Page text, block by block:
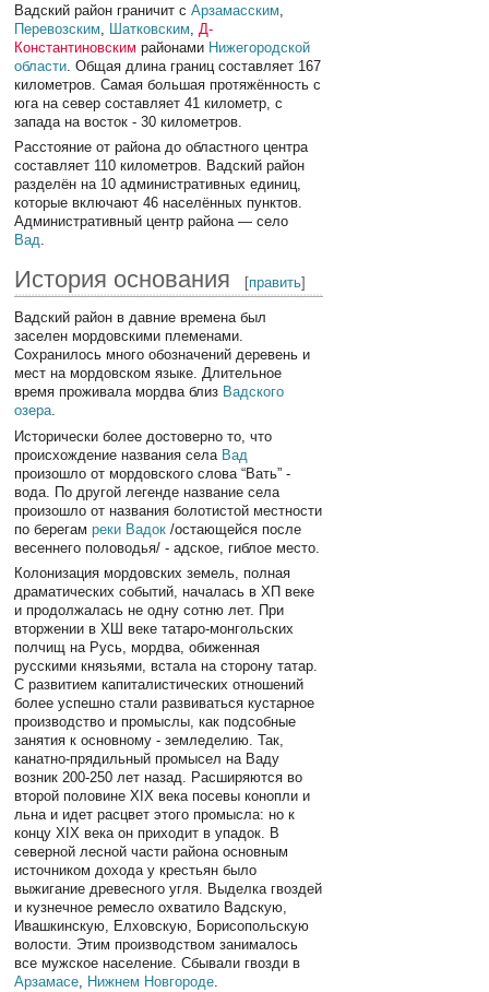
Вадский район граничит сАрзамасским
Перевозским
Шатковским
Д-
Константиновским районами Нижегородской
области . Общая длина границ составляет 167
километров. Самая большая протяжённость с
юга на север составляет 41 километр, с
запада на восток - 30 километров.
Расстояние от района до областного центра
составляет 110 километров. Вадский район
разделён на 10 административных единиц,
которые включают 46 населённых пунктов.
Административный центр района — село
Вад.
История основания [править]
Вадский район в давние времена был
заселен мордовскими племенами.
Сохранилось много обозначений деревень и
мест на мордовском языке. Длительное
время проживала мордва близ Вадского
озера.
Исторически более достоверно то, что
происхождение названия села Вад
произошло от мордовского слова “Вать” -
вода. По другой легенде название села
произошло от названия болотистой местности
по берегамреки Вадок /остающейся после
весеннего половодья/ - адское, гиблое место.
Колонизация мордовских земель, полная
драматических событий, началась в ХП веке
и продолжалась не одну сотню лет. При
вторжении в ХШ веке татаро-монгольских
полчищ на Русь, мордва, обиженная
русскими князьями, встала на сторону татар.
С развитием капиталистических отношений
более успешно стали развиваться кустарное
производство и промыслы, как подсобные
занятия к основному - земледелию. Так,
канатно-прядильный промысел на Ваду
возник 200-250 лет назад. Расширяются во
второй половине ХIХ века посевы конопли и
льна и идет расцвет этого промысла: но к
концу ХIХ века он приходит в упадок. В
северной лесной части района основным
источником дохода у крестьян было
выжигание древесного угля. Выделка гвоздей
и кузнечное ремесло охватило Вадскую,
Ивашкинскую, Елховскую, Борисопольскую
волости. Этим производством занималось
все мужское население. Сбывали гвозди в
Арзамасе, Нижнем Новгороде.